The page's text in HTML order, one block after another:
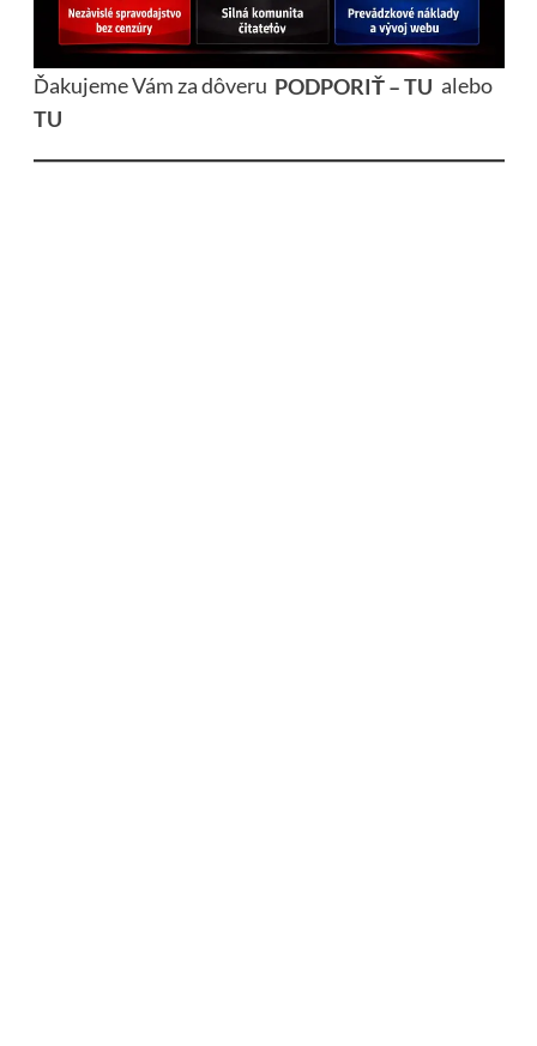
Ďakujeme Vám za dôveru PODPORIŤ – TU alebo
TU